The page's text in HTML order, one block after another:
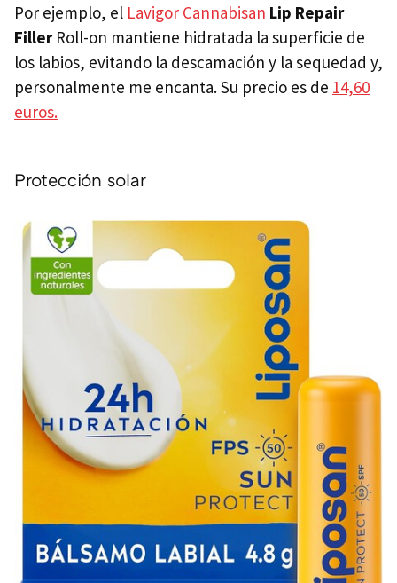
Por ejemplo, el Lavigor Cannabisan Lip Repair
FillerRoll-on mantiene hidratada la superficie de
los labios, evitando la descamación y la sequedad y,
personalmente me encanta. Su precio es de 14,60
euros.
Protección solar